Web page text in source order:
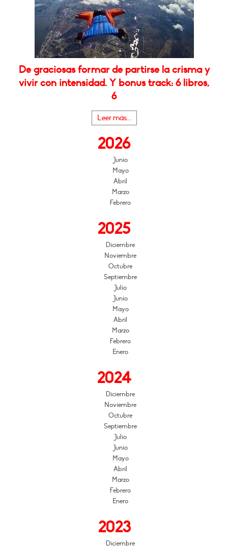
De graciosas formar de partirse la crisma y
vivir con intensidad. Y bonus track: 6 libros,
6
Leer más...
2026
Junio
Mayo
Abril
Marzo
Febrero
2025
Diciembre
Noviembre
Octubre
Septiembre
Julio
Junio
Mayo
Abril
Marzo
Febrero
Enero
2024
Diciembre
Noviembre
Octubre
Septiembre
Julio
Junio
Mayo
Abril
Marzo
Febrero
Enero
2023
Diciembre